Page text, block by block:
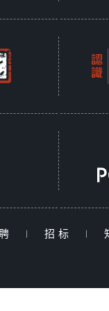
| 招标 |